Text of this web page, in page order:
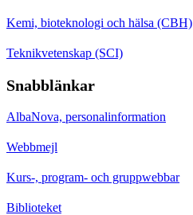
Kemi, bioteknologi och hälsa (CBH)
Teknikvetenskap (SCI)
Snabblänkar
AlbaNova, personalinformation
Webbmejl
Kurs-, program- och gruppwebbar
Biblioteket